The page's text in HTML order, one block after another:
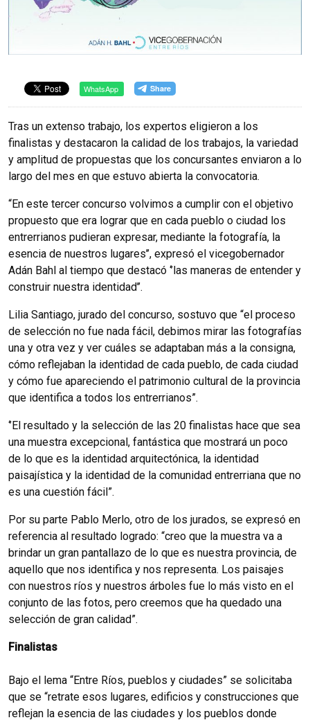
WhatsApp
Tras un extenso trabajo, los expertos eligieron a los
finalistas y destacaron la calidad de los trabajos, la variedad
y amplitud de propuestas que los concursantes enviaron a lo
largo del mes en que estuvo abierta la convocatoria.
“En este tercer concurso volvimos a cumplir con el objetivo
propuesto que era lograr que en cada pueblo o ciudad los
entrerrianos pudieran expresar, mediante la fotografía, la
esencia de nuestros lugares’’, expresó el vicegobernador
Adán Bahl al tiempo que destacó ‘’las maneras de entender y
construir nuestra identidad’’.
Lilia Santiago, jurado del concurso, sostuvo que “el proceso
de selección no fue nada fácil, debimos mirar las fotografías
una y otra vez y ver cuáles se adaptaban más a la consigna,
cómo reflejaban la identidad de cada pueblo, de cada ciudad
y cómo fue apareciendo el patrimonio cultural de la provincia
que identifica a todos los entrerrianos”.
‘’El resultado y la selección de las 20 finalistas hace que sea
una muestra excepcional, fantástica que mostrará un poco
de lo que es la identidad arquitectónica, la identidad
paisajística y la identidad de la comunidad entrerriana que no
es una cuestión fácil”.
Por su parte Pablo Merlo, otro de los jurados, se expresó en
referencia al resultado logrado: “creo que la muestra va a
brindar un gran pantallazo de lo que es nuestra provincia, de
aquello que nos identifica y nos representa. Los paisajes
con nuestros ríos y nuestros árboles fue lo más visto en el
conjunto de las fotos, pero creemos que ha quedado una
selección de gran calidad”.
Finalistas
Bajo el lema “Entre Ríos, pueblos y ciudades” se solicitaba
que se “retrate esos lugares, edificios y construcciones que
reflejan la esencia de las ciudades y los pueblos donde